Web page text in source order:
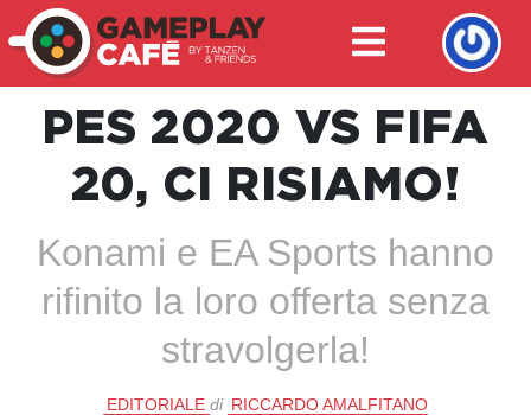
PES 2020 VS FIFA
20, CI RISIAMO!
Konami e EA Sports hanno
rifinito la loro offerta senza
stravolgerla!
EDITORIALE di RICCARDO AMALFITANO